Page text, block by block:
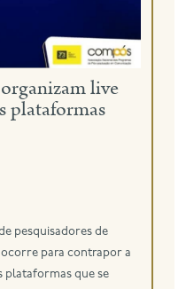
live
plataformas
pesquisadores de
para contrapor a
plataformas que se